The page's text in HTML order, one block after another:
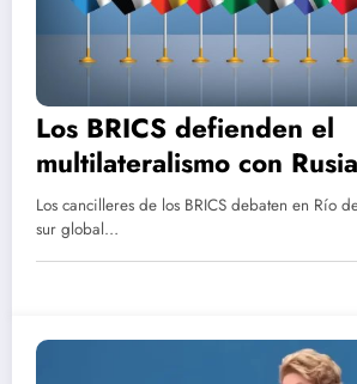
Los BRICS defienden el
multilateralismo con
Brasil frente a un
Los cancilleres de los BRICS debaten en Río
sur global…